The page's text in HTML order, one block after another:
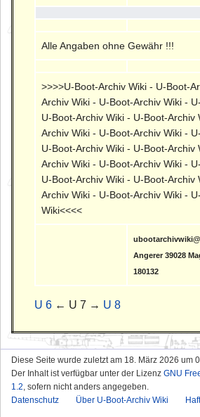
Alle Angaben ohne Gewähr !!!
>>>>U-Boot-Archiv Wiki - U-Boot-
Archiv Wiki - U-Boot-Archiv Wiki -
U-Boot-Archiv Wiki - U-Boot-Archiv
Archiv Wiki - U-Boot-Archiv Wiki -
U-Boot-Archiv Wiki - U-Boot-Archiv
Archiv Wiki - U-Boot-Archiv Wiki -
U-Boot-Archiv Wiki - U-Boot-Archiv
Archiv Wiki - U-Boot-Archiv Wiki -
Wiki<<<<
Angerer 39028
180132
U 6 ← U 7 → U 8
Diese Seite wurde zuletzt am 18. März 2026 um
Der Inhalt ist verfügbar unter der Lizenz GNU
1.2, sofern nicht anders angegeben.
Datenschutz
Über U-Boot-Archiv Wiki